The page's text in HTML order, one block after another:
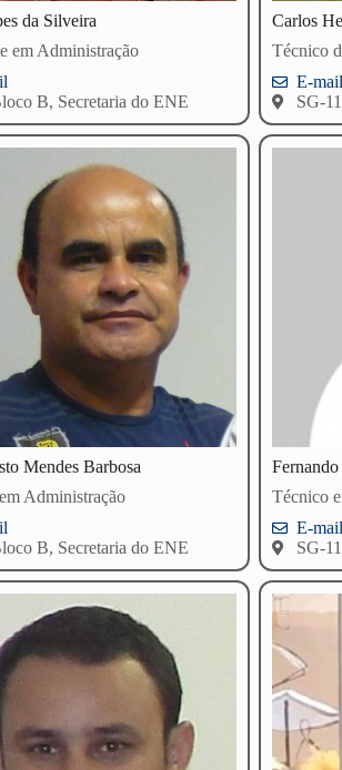
da Silveira
em Administração
B, Secretaria do ENE
Carlos
Técnico
E-mail
SG-
Mendes Barbosa
Administração
B, Secretaria do ENE
Técnico
E-mail
SG-